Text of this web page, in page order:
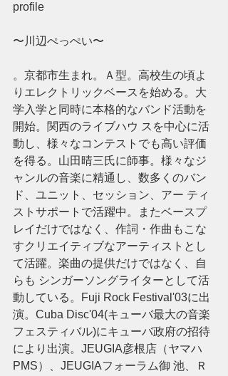
profile
〜川辺ぺっぺい〜
。京都市生まれ。Ａ型。高校生の頃よ
りエレクトリックベースを始める。大
学入学と同時に本格的なバンド活動を
開始。関西のライブハウ スを中心に活
動し、様々なコンテストでも高い評価
を得る。山田晴三氏に師事。様々なジ
ャンルの音楽に精通し、数多くのバン
ド、ユニット、セッション、アー ティ
ストサポートで活躍中。またベースプ
レイだけではなく、作詞・作曲もこな
すクリエイティブなアーティストとし
て活躍。楽曲の提供だけではなく、自
らも シンガーソングライターとして活
動している。Fuji Rock Festival'03に出
演。Cuba Disc'04(キューバ最大の音楽
フェスティバル)にキューバ政府の招待
により出演。JEUGIA彦根店（ヤマハ
PMS）、JEUGIAフォーラム御 池、Ｒ